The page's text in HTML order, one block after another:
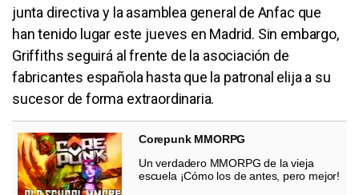
junta directiva y la asamblea general de Anfac que
han tenido lugar este jueves en Madrid. Sin embargo,
Griffiths seguirá al frente de la asociación de
fabricantes española hasta que la patronal elija a su
sucesor de forma extraordinaria.
Corepunk MMORPG
Un verdadero MMORPG de la vieja
escuela ¡Cómo los de antes, pero mejor!